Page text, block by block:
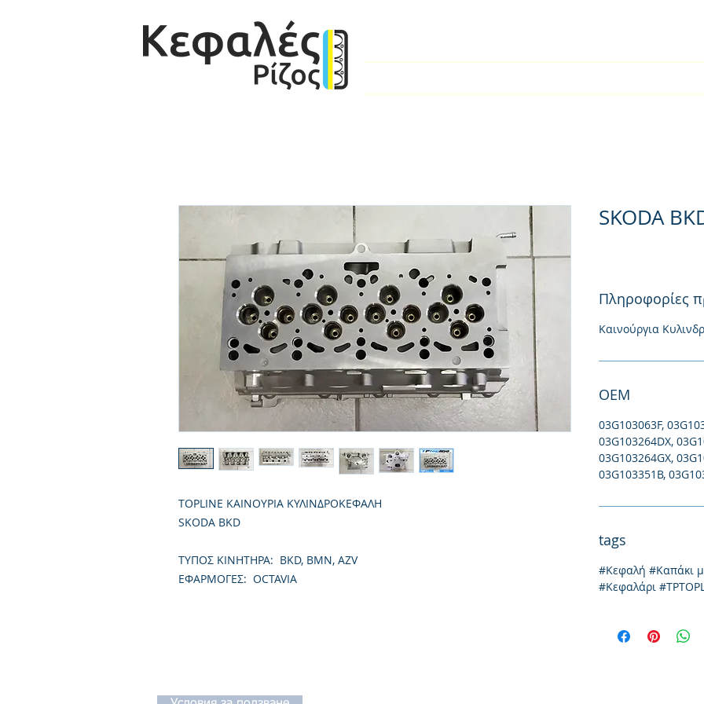
TOPLINE ΚΑΙΝΟΥΡΙΑ ΚΥΛΙΝΔΡΟΚΕΦΑΛΗ
SKODA BKD
TΥΠΟΣ ΚΙΝΗΤΗΡΑ: BKD, BMN, AZV
ΕΦΑΡΜΟΓΕΣ: OCTAVIA
SKODA
Πληροφορίες
Καινούργια
ΟΕΜ
03G103063F,
03G103264DX,
03G103264GX,
03G103351B,
tags
#Κεφαλή #Καπάκι
#Κεφαλάρι